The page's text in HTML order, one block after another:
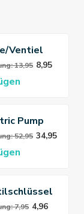
Ventiel
13,95 8,95
Pump
52,95 34,95
7,95 4,96